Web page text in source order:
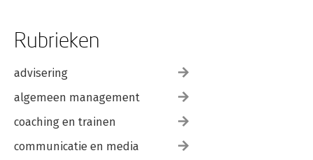
Rubrieken
advisering
algemeen management
coaching en trainen
communicatie en media